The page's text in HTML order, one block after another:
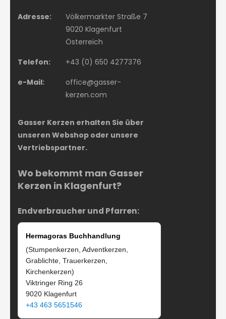
Adresse:
Völkermarkter Straße 7
9020 Klagenfurt
Österreich
Telefon:
+43 (0) 650 4277376
e-Mail:
office@gasser-
kerzen.com
Gasser Kerzen erhalten Sie über
unseren Webshop oder unsere
Vertriebspartner.
Wo bekommt man Gasser
Kerzen in Klagenfurt?
Endverbraucher und Pfarren:
Hermagoras Buchhandlung
(Stumpenkerzen, Adventkerzen,
Grablichte, Trauerkerzen,
Kirchenkerzen)
Viktringer Ring 26
9020 Klagenfurt
+43 463 5651546